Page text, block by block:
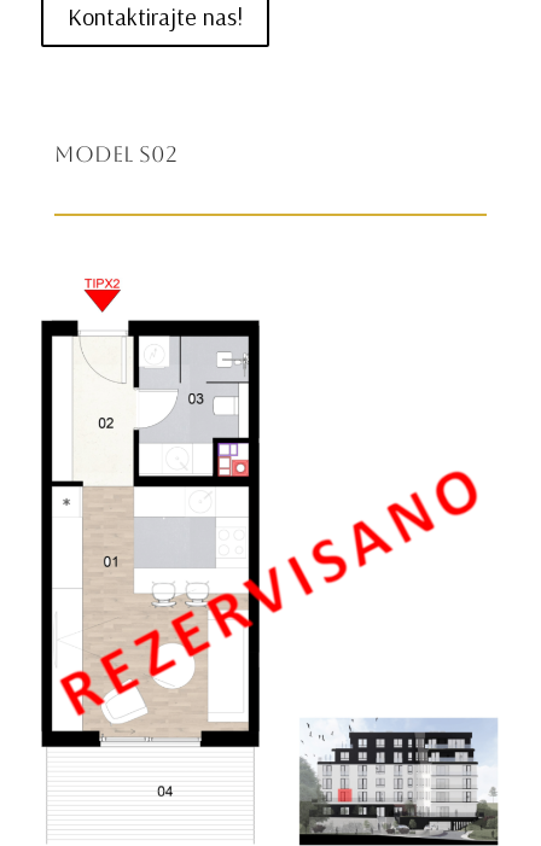
Kontaktirajte nas!
Model S02